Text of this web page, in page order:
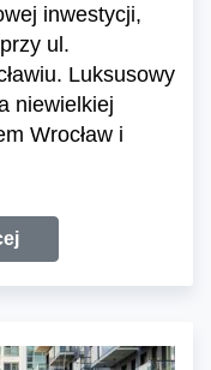
inwestycji,
ul.
Luksusowy
niewielkiej
Wrocław i